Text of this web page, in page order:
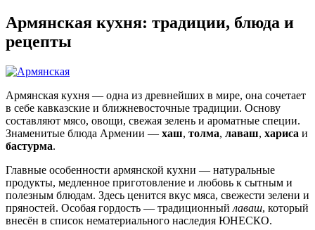
Армянская кухня: традиции, блюда и
рецепты
Армянская кухня — одна из древнейших в мире, она сочетает
в себе кавказские и ближневосточные традиции. Основу
составляют мясо, овощи, свежая зелень и ароматные специи.
Знаменитые блюда Армении — хаш, толма, лаваш, хариса и
бастурма.
Главные особенности армянской кухни — натуральные
продукты, медленное приготовление и любовь к сытным и
полезным блюдам. Здесь ценится вкус мяса, свежести зелени и
пряностей. Особая гордость — традиционный лаваш, который
внесён в список нематериального наследия ЮНЕСКО.